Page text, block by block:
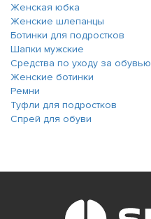
Женская юбка
Женские шлепанцы
Ботинки для подростков
Шапки мужские
Средства по уходу за обувью
Женские ботинки
Ремни
Туфли для подростков
Спрей для обуви